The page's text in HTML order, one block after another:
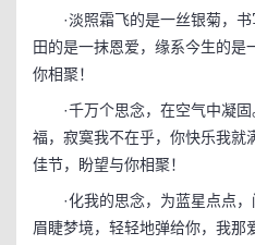
·淡照霜飞的是一丝银菊，书
田的是一抹恩爱，缘系今生的是
你相聚！
·千万个思念，在空气中凝固
福，寂寞我不在乎，你快乐我就
佳节，盼望与你相聚！
·化我的思念，为蓝星点点，
眉睫梦境，轻轻地弹给你，我